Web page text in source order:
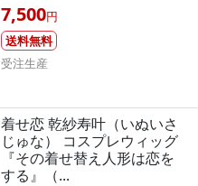
7,500円
送料無料
受注生産
着せ恋 乾紗寿叶（いぬいさ
じゅな） コスプレウィッグ
『その着せ替え人形は恋を
する』（...